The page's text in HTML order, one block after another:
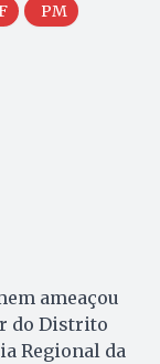
PM
ameaçou
do Distrito
Regional da